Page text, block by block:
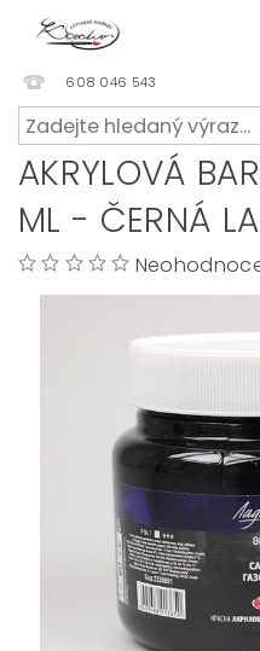
608 046 543
AKRYLOVÁ
ML - ČERNÁ